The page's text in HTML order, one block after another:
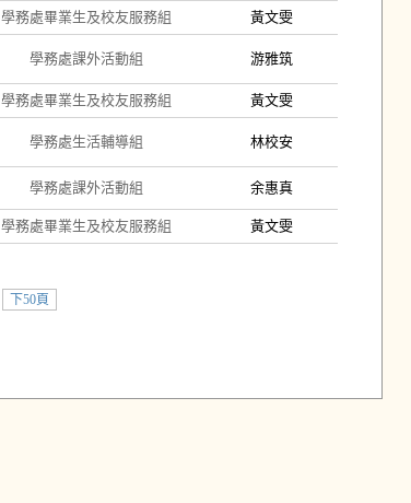
學務處畢業生及校友服務組 黃文雯
學務處課外活動組 游雅筑
學務處畢業生及校友服務組 黃文雯
學務處生活輔導組 林校安
學務處課外活動組 余惠真
學務處畢業生及校友服務組 黃文雯
下50頁